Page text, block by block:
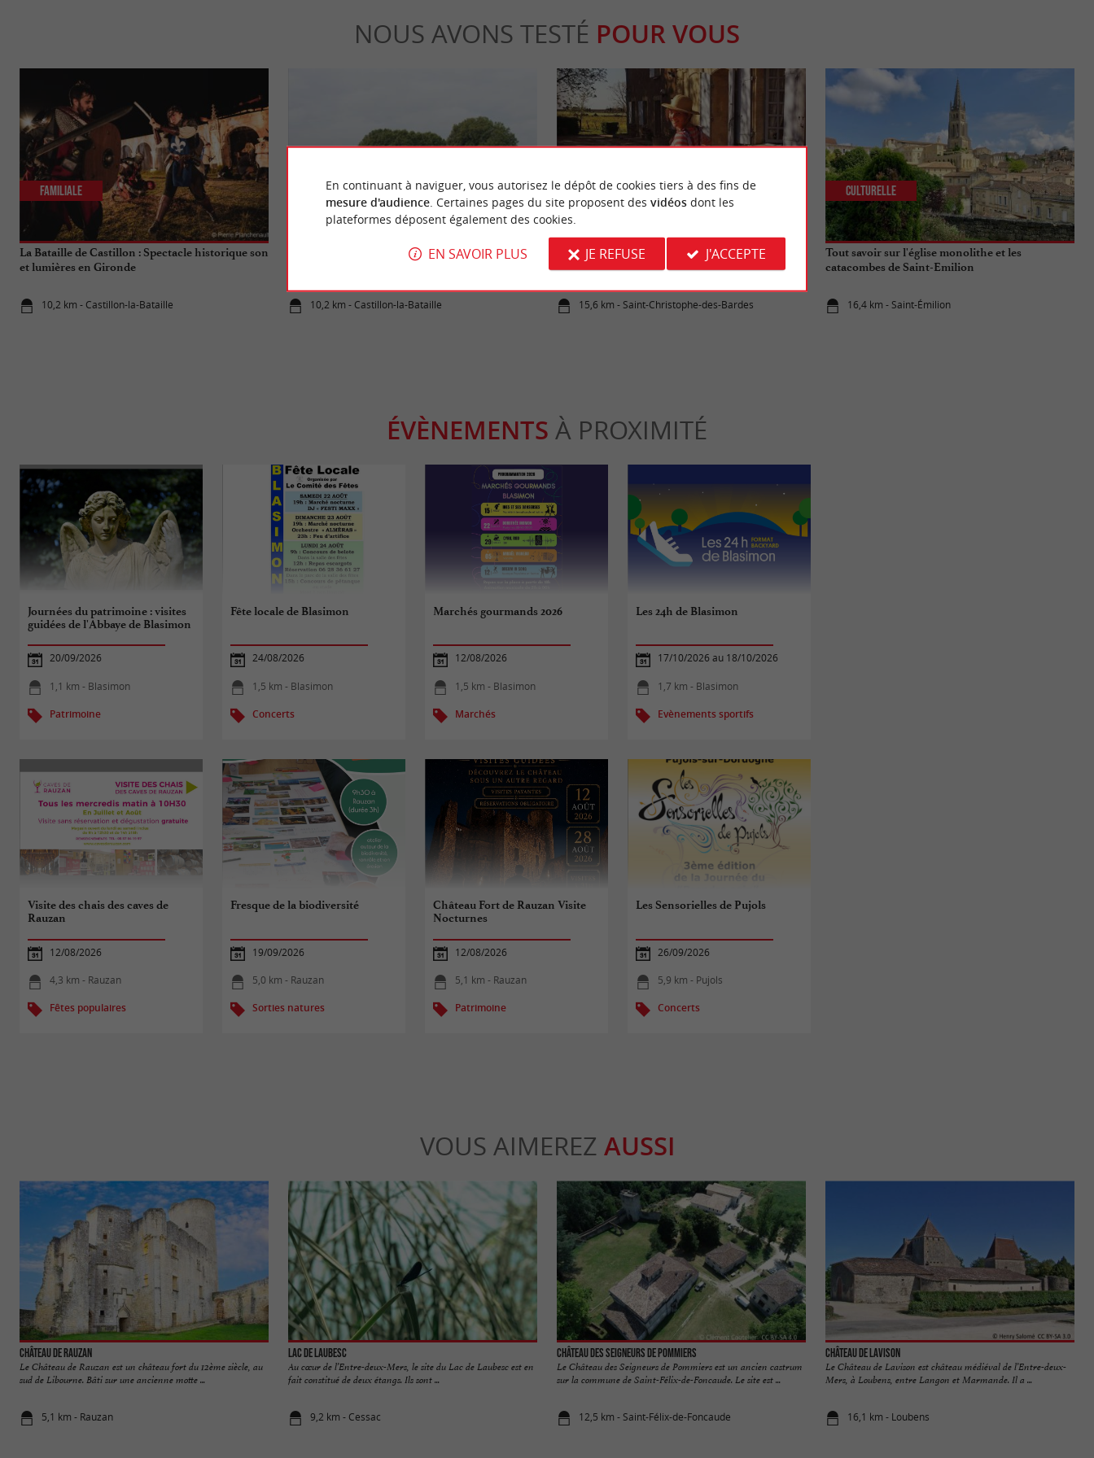
NOUS AVONS TESTÉ POUR VOUS
La Bataille de Castillon : Spectacle historique son
et lumières en Gironde
10,2 km - Castillon-la-Bataille
Familiale
10,2 km - Castillon-la-Bataille
Culturelle
Château Gaubert Saint-Emilion Grand Cru : Un
vin fait en famille avec le cœur
15,6 km - Saint-Christophe-des-Bardes
Gourmande
Tout savoir sur l'église monolithe et les
catacombes de Saint-Emilion
16,4 km - Saint-Émilion
Culturelle
ÉVÈNEMENTS À PROXIMITÉ
Journées du patrimoine : visites
guidées de l'Abbaye de Blasimon
20/09/2026
1,1 km - Blasimon
Patrimoine
Fête locale de Blasimon
24/08/2026
1,5 km - Blasimon
Concerts
Marchés gourmands 2026
12/08/2026
1,5 km - Blasimon
Marchés
Les 24h de Blasimon
17/10/2026 au 18/10/2026
1,7 km - Blasimon
Evènements sportifs
Visite des chais des caves de
Rauzan
12/08/2026
4,3 km - Rauzan
Fêtes populaires
Fresque de la biodiversité
19/09/2026
5,0 km - Rauzan
Sorties natures
Château Fort de Rauzan Visite
Nocturnes
12/08/2026
5,1 km - Rauzan
Patrimoine
Les Sensorielles de Pujols
26/09/2026
5,9 km - Pujols
Concerts
VOUS AIMEREZ AUSSI
Château de Rauzan
Le Château de Rauzan est un château fort du 12ème siècle, au
sud de Libourne. Bâti sur une ancienne motte ...
5,1 km - Rauzan
Lac de Laubesc
Au cœur de l’Entre-deux-Mers, le site du Lac de Laubesc est en
fait constitué de deux étangs. Ils sont ...
9,2 km - Cessac
Château des Seigneurs de Pommiers
Le Château des Seigneurs de Pommiers est un ancien castrum
sur la commune de Saint-Félix-de-Foncaude. Le site est ...
12,5 km - Saint-Félix-de-Foncaude
Château de Lavison
Le Château de Lavison est château médiéval de l’Entre-deux-
Mers, à Loubens, entre Langon et Marmande. Il a ...
16,1 km - Loubens
En continuant à naviguer, vous autorisez le dépôt de cookies tiers à des fins de
mesure d'audience. Certaines pages du site proposent des vidéosdont les
plateformes déposent également des cookies.
EN SAVOIR PLUS JE REFUSE J'ACCEPTE